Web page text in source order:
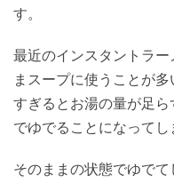
す。
最近のインスタントラ
まスープに使うことが
すぎるとお湯の量が足
でゆでることになってし
そのままの状態でゆで